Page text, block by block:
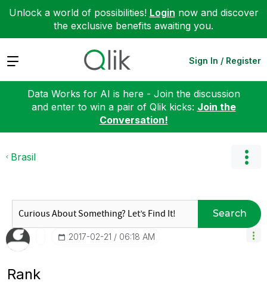
Unlock a world of possibilities! Login now and discover
the exclusive benefits awaiting you.
Expand Sign In / Register
Data Works for AI is here - Join the discussion
and enter to win a pair of Qlik kicks: Join the
Conversation!
Brasil
Search
‎2017-02-21 06:18 AM
Rank